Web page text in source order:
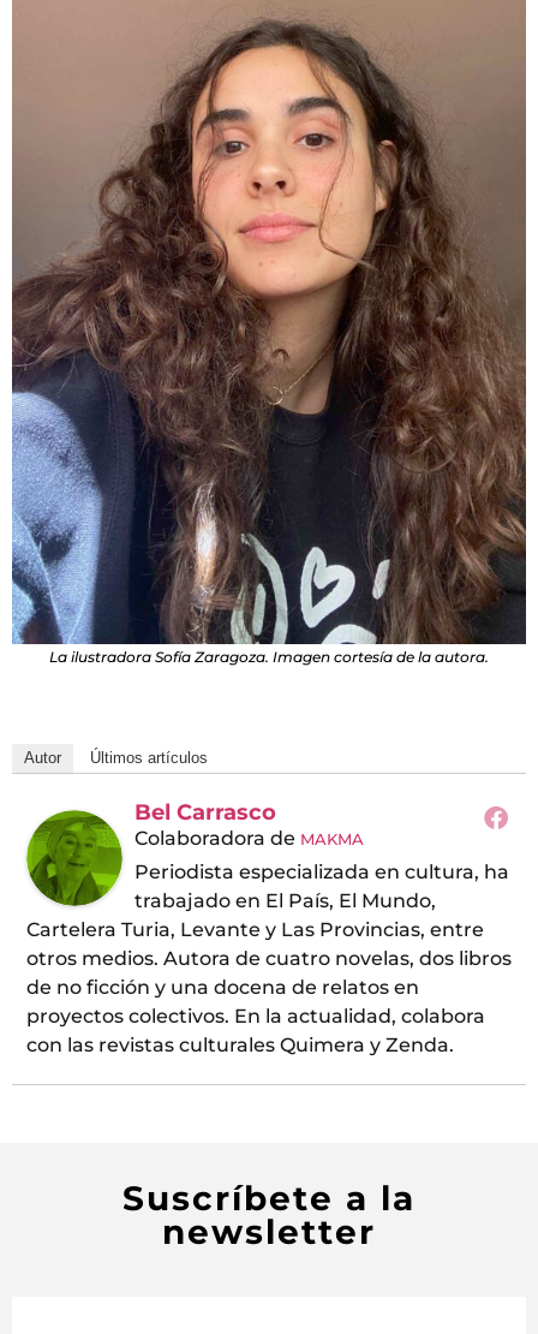
La ilustradora Sofía Zaragoza. Imagen cortesía de la autora.
Autor Últimos artículos
Bel Carrasco
Colaboradora de MAKMA
Periodista especializada en cultura, ha
trabajado en El País, El Mundo,
Cartelera Turia, Levante y Las Provincias, entre
otros medios. Autora de cuatro novelas, dos libros
de no ficción y una docena de relatos en
proyectos colectivos. En la actualidad, colabora
con las revistas culturales Quimera y Zenda.
Suscríbete a la
newsletter